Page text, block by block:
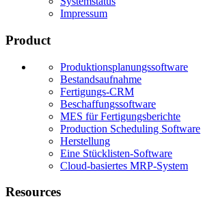
Impressum
Product
Produktionsplanungssoftware
Bestandsaufnahme
Fertigungs-CRM
Beschaffungssoftware
MES für Fertigungsberichte
Production Scheduling Software
Herstellung
Eine Stücklisten-Software
Cloud-basiertes MRP-System
Resources